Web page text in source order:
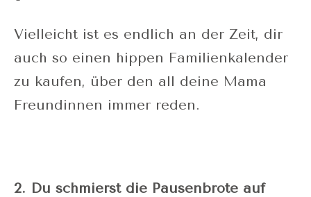
Vielleicht ist es endlich an der Zeit, dir
auch so einen hippen Familienkalender
zu kaufen, über den all deine Mama
Freundinnen immer reden.
2. Du schmierst die Pausenbrote auf